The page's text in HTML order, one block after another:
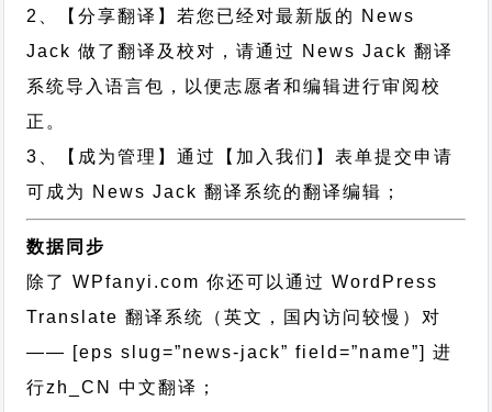
2、【分享翻译】若您已经对最新版的 News
Jack 做了翻译及校对，请通过 News Jack 翻译
系统导入语言包，以便志愿者和编辑进行审阅校
正。
3、【成为管理】通过【加入我们】表单提交申请
可成为 News Jack 翻译系统的翻译编辑；
数据同步
除了 WPfanyi.com 你还可以通过WordPress
Translate 翻译系统（英文，国内访问较慢）对
—— [eps slug=”news-jack” field=”name”]进
行zh_CN
中文翻译；